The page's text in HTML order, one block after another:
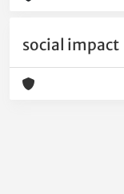
social impact